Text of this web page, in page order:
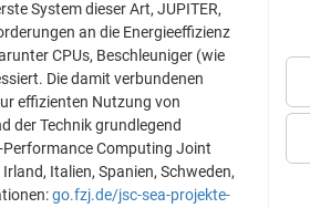
System dieser Art, JUPITER,
an die Energieeffizienz
CPUs, Beschleuniger (wie
Die damit verbundenen
effizienten Nutzung von
der Technik grundlegend
Performance Computing Joint
Italien, Spanien, Schweden,
go.fzj.de/jsc-sea-projekte-